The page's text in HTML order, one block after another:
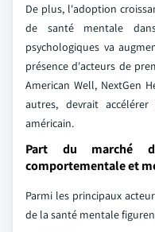
De plus, l'adoption
de santé mentale
psychologiques va
présence d'acteurs de
American Well, NextGen
autres, devrait
américain.
Part du marché
comportementale et
Parmi les principaux
de la santé mentale